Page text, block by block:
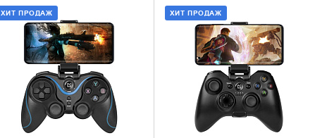
ХИТ ПРОДАЖ
ДОБАВИТЬ В КОРЗИНУ
КУПИТЬ В 1 КЛИК
ХИТ ПРОДАЖ
ДОБАВИТЬ В КОРЗИНУ
КУПИТЬ В 1 КЛИК